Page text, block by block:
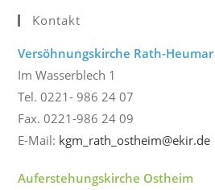
Kontakt
Versöhnungskirche Rath-Heumar
Im Wasserblech 1
Tel. 0221- 986 24 07
Fax. 0221-986 24 09
E-Mail: kgm_rath_ostheim@ekir.de
Auferstehungskirche Ostheim